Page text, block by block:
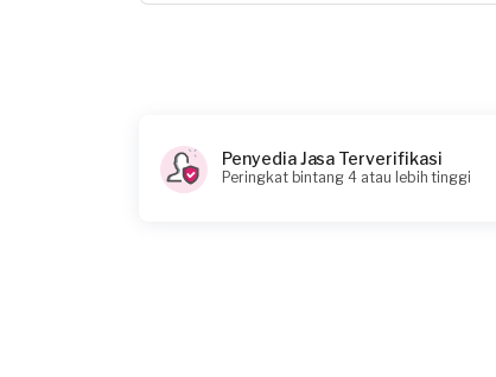
Penyedia Jasa Terverifikasi
Peringkat bintang 4 atau lebih tinggi